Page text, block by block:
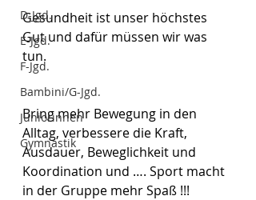
D-Jgd.
E-Jgd.
F-Jgd.
Bambini/G-Jgd.
Juniorinnen
Gymnastik
Gesundheit ist unser höchstes
Gut und dafür müssen wir was
tun.
Bring mehr Bewegung in den
Alltag, verbessere die Kraft,
Ausdauer, Beweglichkeit und
Koordination und …. Sport macht
in der Gruppe mehr Spaß !!!